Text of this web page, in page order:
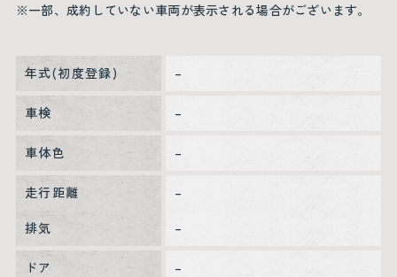
※一部、成約していない車両が表示される場合がございます。
年式(初度登録) –
車検 –
車体色 –
走行距離
–
排気
–
ドア –